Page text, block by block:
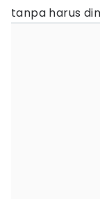
tanpa harus